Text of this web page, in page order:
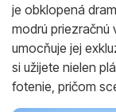
je obklopená
modrú priezračnú
umocňuje jej
si užijete nielen
fotenie, pričom